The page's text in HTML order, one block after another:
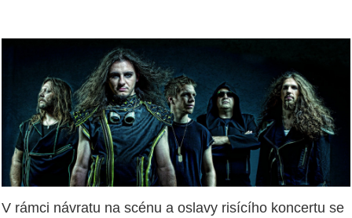
V rámci návratu na scénu a oslavy risícího koncertu se